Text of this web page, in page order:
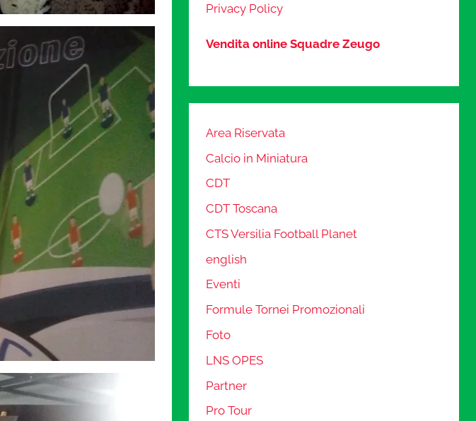
Privacy Policy
Vendita online Squadre Zeugo
Area Riservata
Calcio in Miniatura
CDT
CDT Toscana
CTS Versilia Football Planet
english
Eventi
Formule Tornei Promozionali
Foto
LNS OPES
Partner
Pro Tour